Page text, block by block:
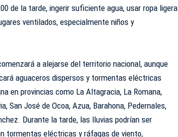
de la tarde, ingerir suficiente agua, usar ropa ligera
ventilados, especialmente niños y
a alejarse del territorio nacional, aunque
aguaceros dispersos y tormentas eléctricas
en provincias como La Altagracia, La Romana,
San José de Ocoa, Azua, Barahona, Pedernales,
Durante la tarde, las lluvias podrían ser
tormentas eléctricas y ráfagas de viento,